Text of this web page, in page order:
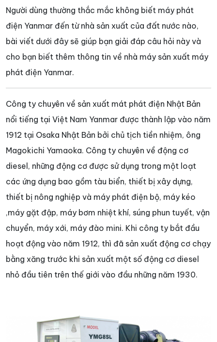
Người dùng thường thắc mắc không biết máy phát
điện Yanmar đến từ nhà sản xuất của đất nước nào,
bài viết dưới đây sẽ giúp bạn giải đáp câu hỏi này và
cho bạn biết thêm thông tin về nhà máy sản xuất máy
phát điện Yanmar.
Công ty chuyên về sản xuất mát phát điện Nhật Bản
nổi tiếng tại Việt Nam Yanmar được thành lập vào năm
1912 tại Osaka Nhật Bản bởi chủ tịch tiền nhiệm, ông
Magokichi Yamaoka. Công ty chuyên về động cơ
diesel, những động cơ được sử dụng trong một loạt
các ứng dụng bao gồm tàu biển, thiết bị xây dựng,
thiết bị nông nghiệp và máy phát điện bộ, máy kéo
,máy gặt đập, máy bơm nhiệt khí, súng phun tuyết, vận
chuyển, máy xới, máy đào mini. Khi công ty bắt đầu
hoạt động vào năm 1912, thì đã sản xuất động cơ chạy
bằng xăng trước khi sản xuất một số động cơ diesel
nhỏ đầu tiên trên thế giới vào đầu những năm 1930.